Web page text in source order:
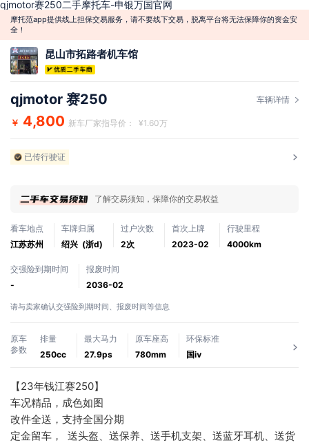
qjmotor赛250二手摩托车-申银万国官网
摩托范app提供线上担保交易服务，请不要线下交易，脱离平台将无法保障你的资金安
全！
昆山市拓路者机车馆
qjmotor 赛250 车辆详情
￥ 4,800 新车厂家指导价： ¥1.60万
已传行驶证
了解交易须知，保障你的交易权益
看车地点
江苏苏州
车牌归属
绍兴 (浙d)
过户次数
2次
首次上牌
2023-02
行驶里程
4000km
交强险到期时间
-
报废时间
2036-02
请与卖家确认交强险到期时间、报废时间等信息
原车
参数
排量
250cc
最大马力
27.9ps
原车座高
780mm
环保标准
国ⅳ
【23年钱江赛250】
车况精品，成色如图
改件全送，支持全国分期
定金留车，  送头盔、送保养、送手机支架、送蓝牙耳机、送货